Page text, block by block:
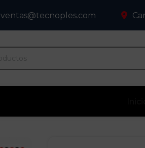
ventas@tecnoples.com